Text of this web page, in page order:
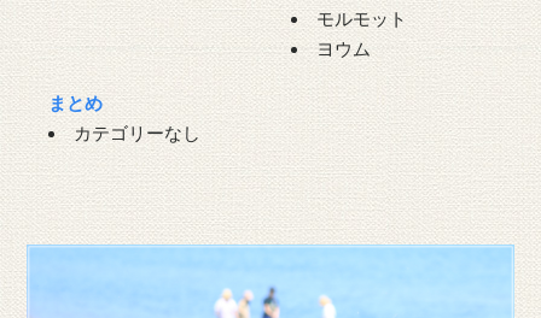
モルモット
ヨウム
まとめ
カテゴリーなし